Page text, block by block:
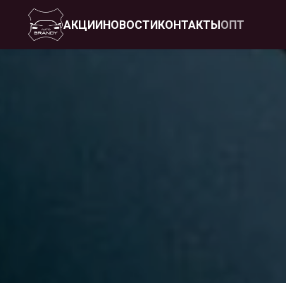
АКЦИИНОВОСТИКОНТАКТЫОПТ